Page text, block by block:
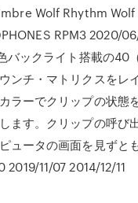
Wolf Rhythm Wolf
RPM3 2020/
バックライト搭載の40
ンチ・マトリクスをレ
ラーでクリップの状態
ます。クリップの呼び
ュータの画面を見ずと
11/07 2014/12/11